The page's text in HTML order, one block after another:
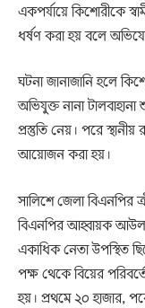
একপর্যায়ে কিশোরীকে
ধর্ষণ করা হয় বলে
ঘটনা জানাজানি হলে
অভিযুক্ত নানা
প্রস্তুতি নেয়। পরে
আয়োজন করা হয়।
সালিশে জেলা বিএনপির
বিএনপির আহ্বায়ক
একাধিক নেতা উপস্থিত
পক্ষ থেকে বিয়ের
হয়। প্রথমে ২০ হাজার,